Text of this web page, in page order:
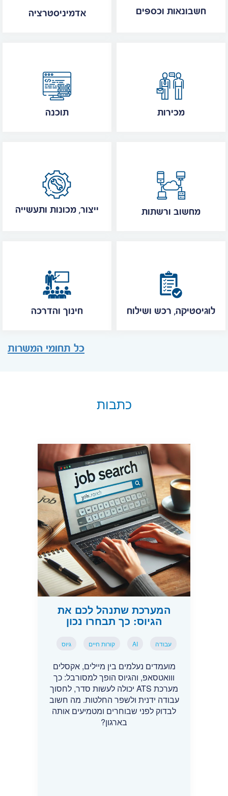
אדמיניסטרציה חשבונאות וכספים
תוכנה מכירות
ייצור, מכונות ותעשייה מחשוב ורשתות
חינוך והדרכה לוגיסטיקה, רכש ושילוח
כל תחומי המשרות
כתבות
המערכת שתנהל לכם את
הגיוס: כך תבחרו נכון
עבודה AI קורות חיים גיוס
מועמדים נעלמים בין מיילים, אקסלים
ווואטסאפ, והגיוס הופך למסורבל: כך
מערכת ATS יכולה לעשות סדר, לחסוך
עבודה ידנית ולשפר החלטות. מה חשוב
לבדוק לפני שבוחרים ומטמיעים אותה
בארגון?